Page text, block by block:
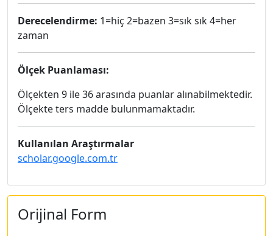
Derecelendirme: 1=hiç 2=bazen 3=sık sık 4=her
zaman
Ölçek Puanlaması:
Ölçekten 9 ile 36 arasında puanlar alınabilmektedir.
Ölçekte ters madde bulunmamaktadır.
Kullanılan Araştırmalar
scholar.google.com.tr
Orijinal Form